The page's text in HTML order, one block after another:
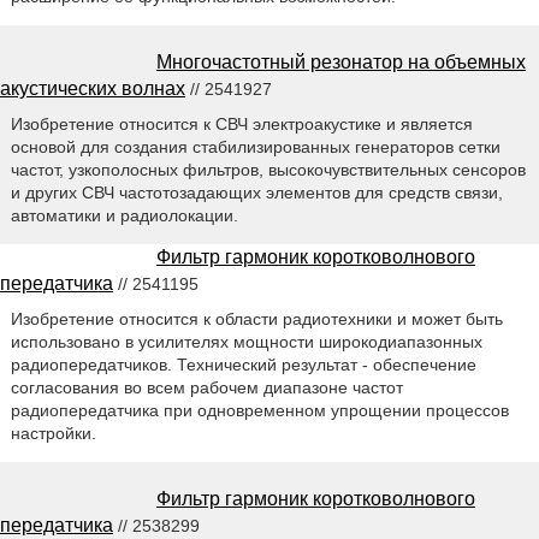
Многочастотный резонатор на объемных
акустических волнах // 2541927
Изобретение относится к СВЧ электроакустике и является
основой для создания стабилизированных генераторов сетки
частот, узкополосных фильтров, высокочувствительных сенсоров
и других СВЧ частотозадающих элементов для средств связи,
автоматики и радиолокации.
Фильтр гармоник коротковолнового
передатчика // 2541195
Изобретение относится к области радиотехники и может быть
использовано в усилителях мощности широкодиапазонных
радиопередатчиков. Технический результат - обеспечение
согласования во всем рабочем диапазоне частот
радиопередатчика при одновременном упрощении процессов
настройки.
Фильтр гармоник коротковолнового
передатчика // 2538299